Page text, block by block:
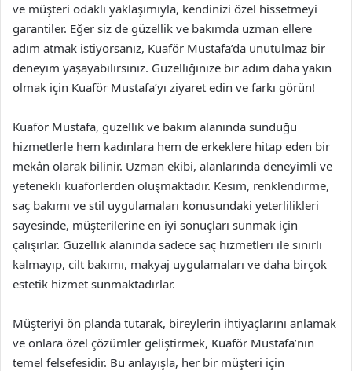
ve müşteri odaklı yaklaşımıyla, kendinizi özel hissetmeyi
garantiler. Eğer siz de güzellik ve bakımda uzman ellere
adım atmak istiyorsanız, Kuaför Mustafa’da unutulmaz bir
deneyim yaşayabilirsiniz. Güzelliğinize bir adım daha yakın
olmak için Kuaför Mustafa’yı ziyaret edin ve farkı görün!
Kuaför Mustafa, güzellik ve bakım alanında sunduğu
hizmetlerle hem kadınlara hem de erkeklere hitap eden bir
mekân olarak bilinir. Uzman ekibi, alanlarında deneyimli ve
yetenekli kuaförlerden oluşmaktadır. Kesim, renklendirme,
saç bakımı ve stil uygulamaları konusundaki yeterlilikleri
sayesinde, müşterilerine en iyi sonuçları sunmak için
çalışırlar. Güzellik alanında sadece saç hizmetleri ile sınırlı
kalmayıp, cilt bakımı, makyaj uygulamaları ve daha birçok
estetik hizmet sunmaktadırlar.
Müşteriyi ön planda tutarak, bireylerin ihtiyaçlarını anlamak
ve onlara özel çözümler geliştirmek, Kuaför Mustafa’nın
temel felsefesidir. Bu anlayışla, her bir müşteri için